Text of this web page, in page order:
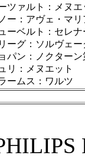
ツァルト：メ
ー：アヴェ・
ーベルト：セ
ーグ：ソルヴ
パン：ノクタ
リ：メヌエット
ームス：ワルツ